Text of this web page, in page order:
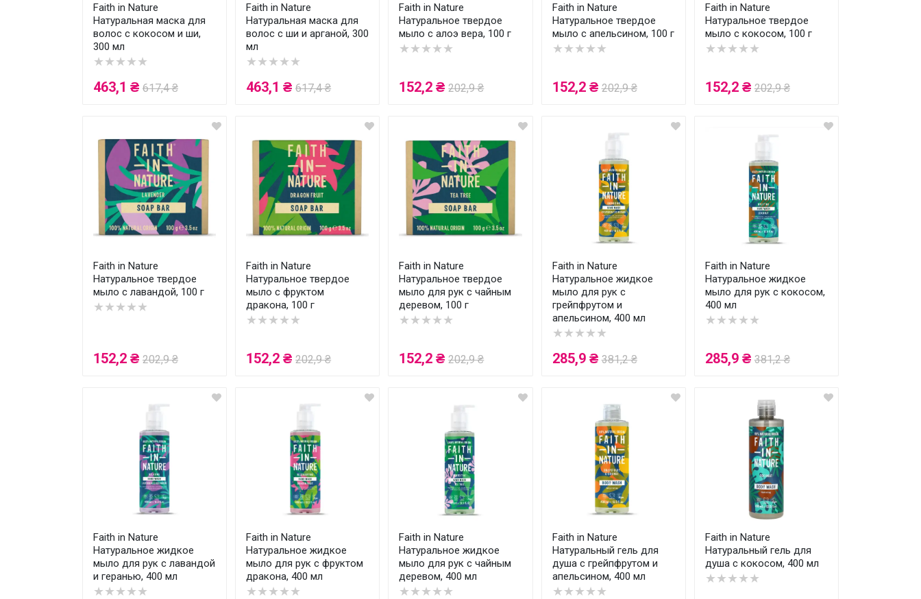
Faith in Nature
Натуральная маска для
волос с кокосом и ши,
300 мл
★★★★★
463,1 ₴ 617,4 ₴
Faith in Nature
Натуральная маска для
волос с ши и арганой, 300
мл
★★★★★
463,1 ₴ 617,4 ₴
Faith in Nature
Натуральное твердое
мыло с алоэ вера, 100 г
★★★★★
152,2 ₴ 202,9 ₴
Faith in Nature
Натуральное твердое
мыло с апельсином, 100 г
★★★★★
152,2 ₴ 202,9 ₴
Faith in Nature
Натуральное твердое
мыло с кокосом, 100 г
★★★★★
152,2 ₴ 202,9 ₴
Faith in Nature
Натуральное твердое
мыло с лавандой, 100 г
★★★★★
152,2 ₴ 202,9 ₴
Faith in Nature
Натуральное твердое
мыло с фруктом
дракона, 100 г
★★★★★
152,2 ₴ 202,9 ₴
Faith in Nature
Натуральное твердое
мыло для рук с чайным
деревом, 100 г
★★★★★
152,2 ₴ 202,9 ₴
Faith in Nature
Натуральное жидкое
мыло для рук с
грейпфрутом и
апельсином, 400 мл
★★★★★
285,9 ₴ 381,2 ₴
Faith in Nature
Натуральное жидкое
мыло для рук с кокосом,
400 мл
★★★★★
285,9 ₴ 381,2 ₴
Faith in Nature
Натуральное жидкое
мыло для рук с лавандой
и геранью, 400 мл
★★★★★
Faith in Nature
Натуральное жидкое
мыло для рук с фруктом
дракона, 400 мл
★★★★★
Faith in Nature
Натуральное жидкое
мыло для рук с чайным
деревом, 400 мл
★★★★★
Faith in Nature
Натуральный гель для
душа с грейпфрутом и
апельсином, 400 мл
★★★★★
Faith in Nature
Натуральный гель для
душа с кокосом, 400 мл
★★★★★